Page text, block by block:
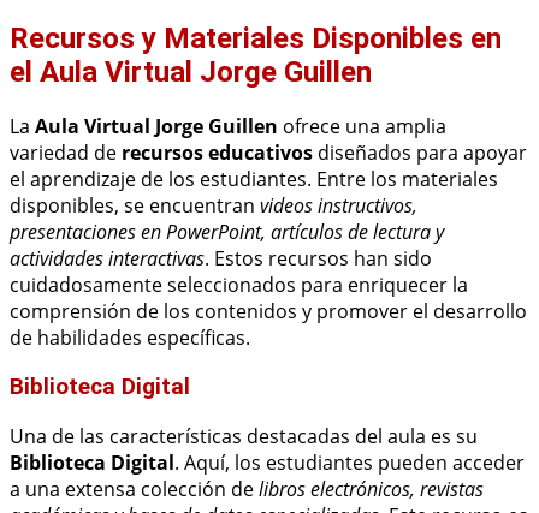
Recursos y Materiales Disponibles en
el Aula Virtual Jorge Guillen
La Aula Virtual Jorge Guillen ofrece una amplia
variedad de recursos educativos diseñados para apoyar
el aprendizaje de los estudiantes. Entre los materiales
disponibles, se encuentran videos instructivos,
presentaciones en PowerPoint, artículos de lectura y
actividades interactivas. Estos recursos han sido
cuidadosamente seleccionados para enriquecer la
comprensión de los contenidos y promover el desarrollo
de habilidades específicas.
Biblioteca Digital
Una de las características destacadas del aula es su
Biblioteca Digital. Aquí, los estudiantes pueden acceder
a una extensa colección delibros electrónicos, revistas